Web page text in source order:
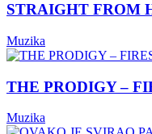
STRAIGHT FROM
Muzika
THE PRODIGY –
Muzika